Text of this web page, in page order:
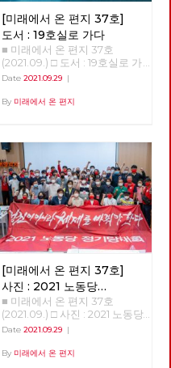
[미래에서 온 편지 37호]
도서 : 19호실로 가다
■ 미래에서 온 편지 37호
(2021.09.) □ 도서 : 19호실로 가
다 19호실로 가다 윤정현 도리
것은 그 작가가 어느 해인가 노
이 노벨문학상 수상자의 책들이
쏟아져 나왔고, 자연스럽게 <런
던스케치>라는 책을 만났습니
다. 18편의 단편 중에 마음에 남
은 작품은 '참새들'이라는 이야
기였습니다. '참새들'은 어느 카
페의 아침 풍경을 묘사한 이야기
인데, 아기 참새의 성장과 자식
의 독립을 지지하려고 노력하는
부부의 이야기를 같이 엮어내었
습니다. 성장의 이야기는 늘 감
동적입니다. 그리고, 시간이 한
참 흐른 후에 동네 여성주의 모
임에서 진행하는 독서 모임에 참
여하게 되었습니다. 매달 한 권
의 여성주의 책을 선정해서 같이
읽고 토론하는 모임이었는데 돌
아가면서 책을 추천했습니다. 나
Date 2021.09.29|
By 미래에서 온 편지
[미래에서 온 편지 37호]
사진 : 2021 노동당
정기당대회 현장
■ 미래에서 온 편지 37호
(2021.09.) □ 사진 : 2021 노동당
정기당대회 현장 2021 노동당
편집위원 9월 11일 정기당대회.
Date 2021.09.29|
By 미래에서 온 편지